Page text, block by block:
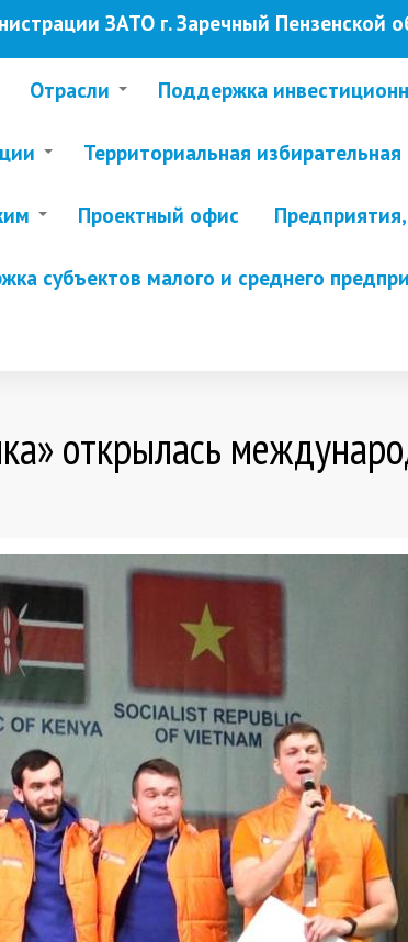
ЗАТО г. Заречный Пензенской
Отрасли Поддержка
Территориальная
Проектный офис
субъектов малого и среднего
открылась